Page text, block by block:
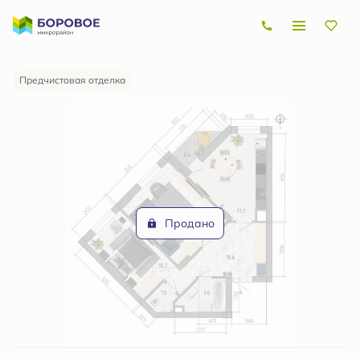
2-комнатная Цена по запросу
Предчистовая отделка
Продано